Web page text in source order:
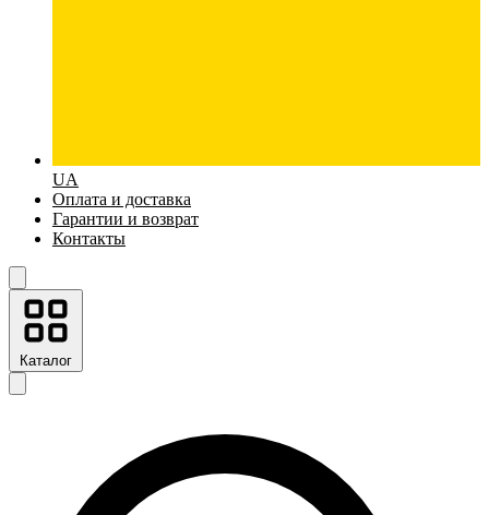
UA
Оплата и доставка
Гарантии и возврат
Контакты
Каталог